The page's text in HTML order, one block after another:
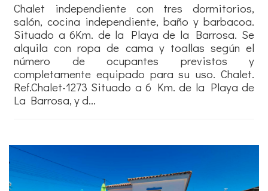
Chalet independiente con tres dormitorios,
salón, cocina independiente, baño y barbacoa.
Situado a 6Km. de la Playa de la Barrosa. Se
alquila con ropa de cama y toallas según el
número de ocupantes previstos y
completamente equipado para su uso. Chalet.
Ref.Chalet-1273 Situado a 6 Km. de la Playa de
La Barrosa, y d...